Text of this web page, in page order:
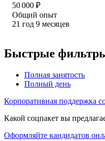
50 000 ₽
Общий опыт
21 год 9 месяцев
Быстрые
Полная занятость
Полный день
Корпоративная поддержка
Какой соцпакет вы
Оформляйте кандидатов